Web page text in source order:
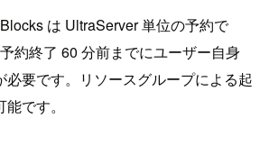
は UltraServer 単位の予約で
約終了 60 分前までにユーザー自身
必要です。リソースグループによる起
です。